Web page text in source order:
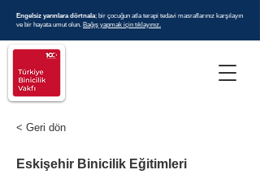
Engelsiz yarınlara dörtnala; bir çocuğun atla terapi tedavi masraflarınız karşılayın
ve bir hayata umut olun. Bağış yapmak için tıklayınız.
< Geri dön
Eskişehir Binicilik Eğitimleri